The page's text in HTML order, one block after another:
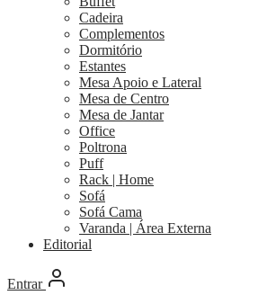
Cadeira
Complementos
Dormitório
Estantes
Mesa Apoio e Lateral
Mesa de Centro
Mesa de Jantar
Office
Poltrona
Puff
Rack | Home
Sofá
Sofá Cama
Varanda | Área Externa
Editorial
Entrar